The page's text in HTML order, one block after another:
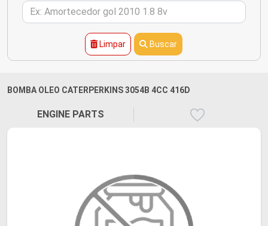
Limpar Buscar
BOMBA OLEO CATERPERKINS 3054B 4CC 416D
ENGINE PARTS